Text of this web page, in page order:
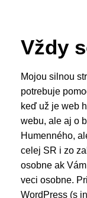
Vždy
Mojou silnou
potrebuje
keď už je web
webu, ale aj o
Humenného,
celej SR i zo
osobne ak
veci osobne.
WordPress (s